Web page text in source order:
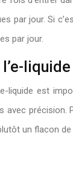
jour. Si
par jour.
liquide
est
un flacon